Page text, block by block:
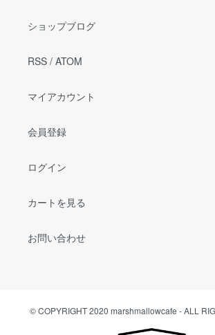
ショップブログ
RSS / ATOM
マイアカウント
会員登録
ログイン
カートを見る
お問い合わせ
© COPYRIGHT 2020 marshmallowcafe - ALL